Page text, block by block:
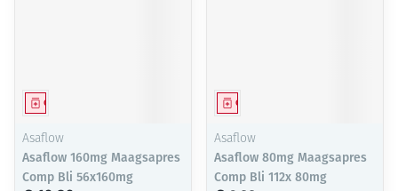
Geneesmiddel
Asaflow
Asaflow 160mg Maagsapres
Comp Bli 56x160mg
Geneesmiddel
Asaflow
Asaflow 80mg Maagsapres
Comp Bli 112x 80mg